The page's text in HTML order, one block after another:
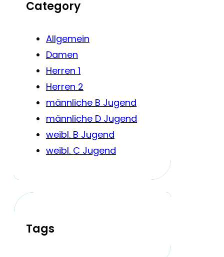
Category
Allgemein
Damen
Herren 1
Herren 2
männliche B Jugend
männliche D Jugend
weibl. B Jugend
weibl. C Jugend
Tags